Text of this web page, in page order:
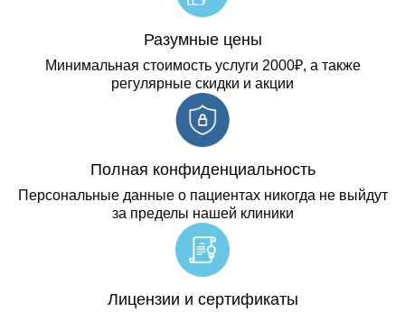
Разумные цены
Минимальная стоимость услуги 2000₽, а также
регулярные скидки и акции
Полная конфиденциальность
Персональные данные о пациентах никогда не выйдут
за пределы нашей клиники
Лицензии и сертификаты